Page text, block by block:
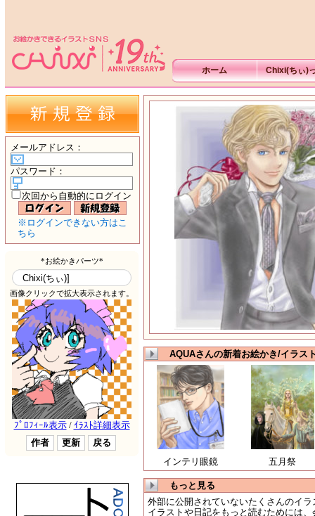
ホーム Chixi(ちぃ)
メールアドレス ：
パスワード ：
次回から自動的にログイン
※ログインできない方はこ
ちら
AQUAさんの新着お絵かき/イラス
インテリ眼鏡 五月祭
もっと見る
外部に公開されていないたくさんのイ
イラストや日記をもっと読むためには